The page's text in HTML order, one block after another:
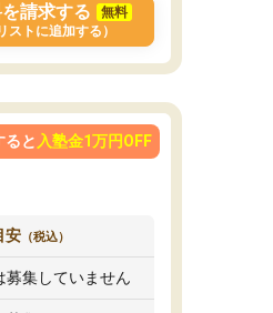
請求する
無料
ストに追加する）
ると 入塾金1万円OFF
安 （税込）
募集していません